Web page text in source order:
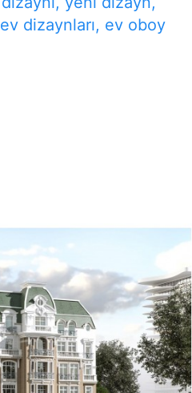
dizaynları, ev oboy